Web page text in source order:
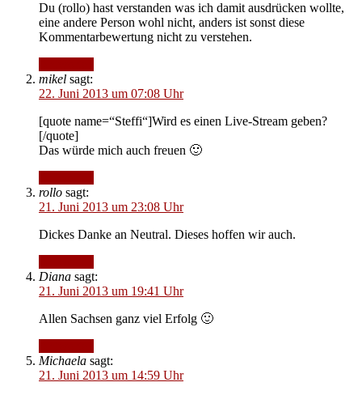
Du (rollo) hast verstanden was ich damit ausdrücken wollte,
eine andere Person wohl nicht, anders ist sonst diese
Kommentarbewertung nicht zu verstehen.
mikel sagt:
22. Juni 2013 um 07:08 Uhr
[quote name=“Steffi“]Wird es einen Live-Stream geben?
[/quote]
Das würde mich auch freuen 🙂
rollo sagt:
21. Juni 2013 um 23:08 Uhr
Dickes Danke an Neutral. Dieses hoffen wir auch.
Diana sagt:
21. Juni 2013 um 19:41 Uhr
Allen Sachsen ganz viel Erfolg 🙂
Michaela sagt:
21. Juni 2013 um 14:59 Uhr